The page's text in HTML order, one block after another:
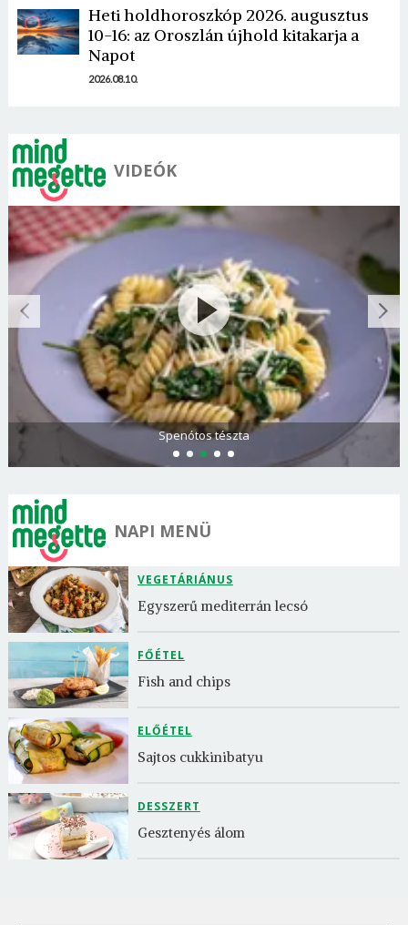
Heti holdhoroszkóp 2026. augusztus
10-16: az Oroszlán újhold kitakarja a
Napot
2026.08.10.
VIDEÓK
Spenótos tészta
NAPI MENÜ
VEGETÁRIÁNUS
Egyszerű mediterrán lecsó
FŐÉTEL
Fish and chips
ELŐÉTEL
Sajtos cukkinibatyu
DESSZERT
Gesztenyés álom